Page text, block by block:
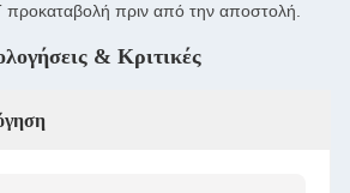
πριν από την αποστολή.
& Κριτικές